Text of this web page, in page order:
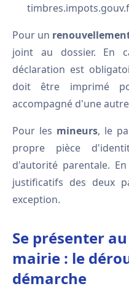
Pour un
joint au dossier. En
déclaration est
doit être imprimé
accompagné d'une
Pour les mineurs, le
propre pièce
d'autorité parentale.
justificatifs des deux
exception.
Se présenter
mairie : le
démarche